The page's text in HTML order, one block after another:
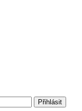
Přihlásit